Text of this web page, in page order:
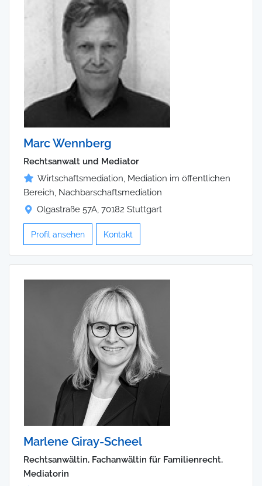
Marc Wennberg
Rechtsanwalt und Mediator
Wirtschaftsmediation, Mediation im öffentlichen
Bereich, Nachbarschaftsmediation
Olgastraße 57A, 70182 Stuttgart
Profil ansehen Kontakt
Marlene Giray-Scheel
Rechtsanwältin, Fachanwältin für Familienrecht,
Mediatorin